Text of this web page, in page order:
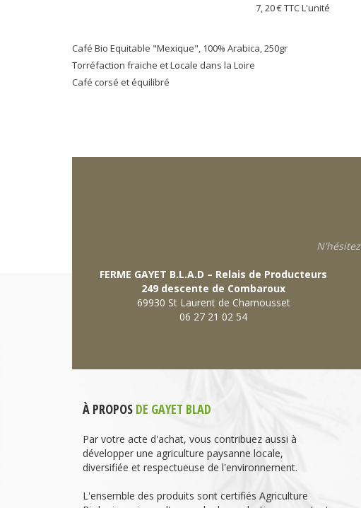
7, 20 €TTC L'unité
Café Bio Equitable "Mexique", 100% Arabica, 250gr
Torréfaction fraiche et Locale dans la Loire
Café corsé et équilibré
FERME GAYET B.L.A.D – Relais de Producteurs
249 descente de Combaroux
69930 St Laurent de Chamousset
06 27 21 02 54
À PROPOS DE GAYET BLAD
Par votre acte d'achat, vous contribuez aussi à
développer une agriculture paysanne locale,
diversifiée et respectueuse de l'environnement.
L'ensemble des produits sont certifiés Agriculture